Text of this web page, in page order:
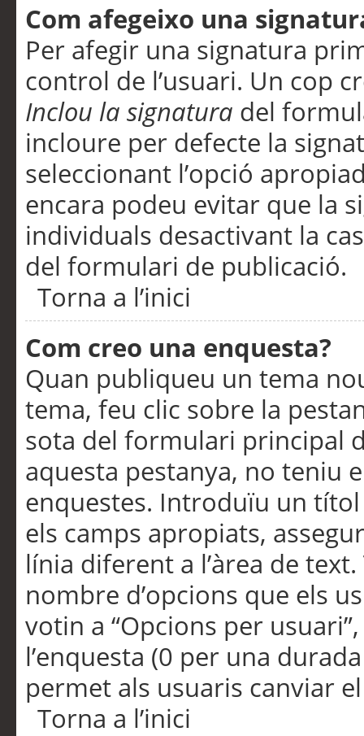
Com afegeixo una
Per afegir una signatura
control de l’usuari. Un cop
Inclou la signatura del
incloure per defecte la
seleccionant l’opció
encara podeu evitar que la
individuals desactivant la
del formulari de publicació.
Torna a l’inici
Com creo una enquesta?
Quan publiqueu un tema
tema, feu clic sobre la
sota del formulari principal
aquesta pestanya, no teniu
enquestes. Introduïu un
els camps apropiats,
línia diferent a l’àrea de
nombre d’opcions que els
votin a “Opcions per
l’enquesta (0 per una
permet als usuaris canviar
Torna a l’inici